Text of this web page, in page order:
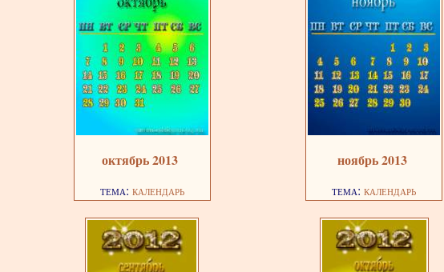
октябрь 2013
тема: календарь
ноябрь 2013
тема: календарь